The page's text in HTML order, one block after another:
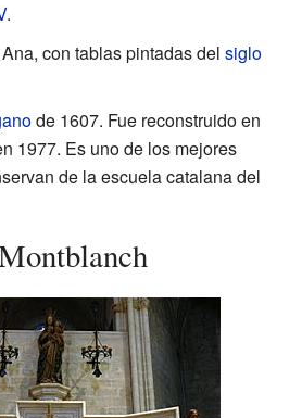
.
con tablas pintadas del siglo
de 1607. Fue reconstruido en
1977. Es uno de los mejores
de la escuela catalana del